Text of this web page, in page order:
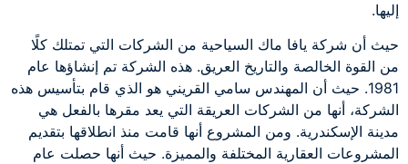
إليها.
حيث أن شركة يافا ماك السياحية من الشركات التي تمتلك كلًا
من القوة الخالصة والتاريخ العريق. هذه الشركة تم إنشاؤها عام
1981. حيث أن المهندس سامي القريني هو الذي قام بتأسيس هذه
الشركة، أنها من الشركات العريقة التي يعد مقرها بالفعل هي
مدينة الإسكندرية. ومن المشروع أنها قامت منذ انطلاقها بتقديم
المشروعات العقارية المختلفة والمميزة. حيث أنها حصلت عام